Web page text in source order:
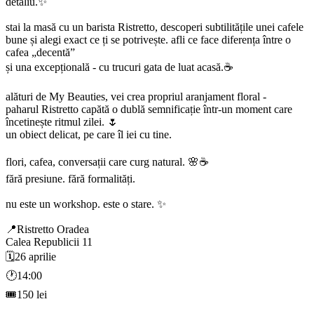
stai la masă cu un barista Ristretto, descoperi subtilitățile unei cafele
bune și alegi exact ce ți se potrivește. afli ce face diferența între o
cafea „decentă”
și una excepțională - cu trucuri gata de luat acasă.☕️
alături de My Beauties, vei crea propriul aranjament floral -
paharul Ristretto capătă o dublă semnificație într-un moment care
încetinește ritmul zilei. 🌷
un obiect delicat, pe care îl iei cu tine.
flori, cafea, conversații care curg natural. 🌸☕️
fără presiune. fără formalități.
nu este un workshop. este o stare. ✨
📍Ristretto Oradea
Calea Republicii 11
🗓️26 aprilie
🕐14:00
🎟️150 lei